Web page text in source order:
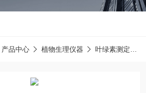
产品中心 植物生理仪器 叶绿素测定仪